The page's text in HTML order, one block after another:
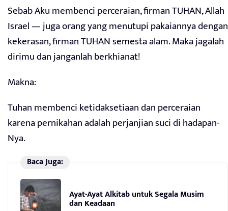
Sebab Aku membenci perceraian, firman TUHAN, Allah
Israel — juga orang yang menutupi pakaiannya dengan
kekerasan, firman TUHAN semesta alam. Maka jagalah
dirimu dan janganlah berkhianat!
Makna:
Tuhan membenci ketidaksetiaan dan perceraian
karena pernikahan adalah perjanjian suci di hadapan-
Nya.
Baca Juga:
Ayat-Ayat Alkitab untuk Segala Musim
dan Keadaan